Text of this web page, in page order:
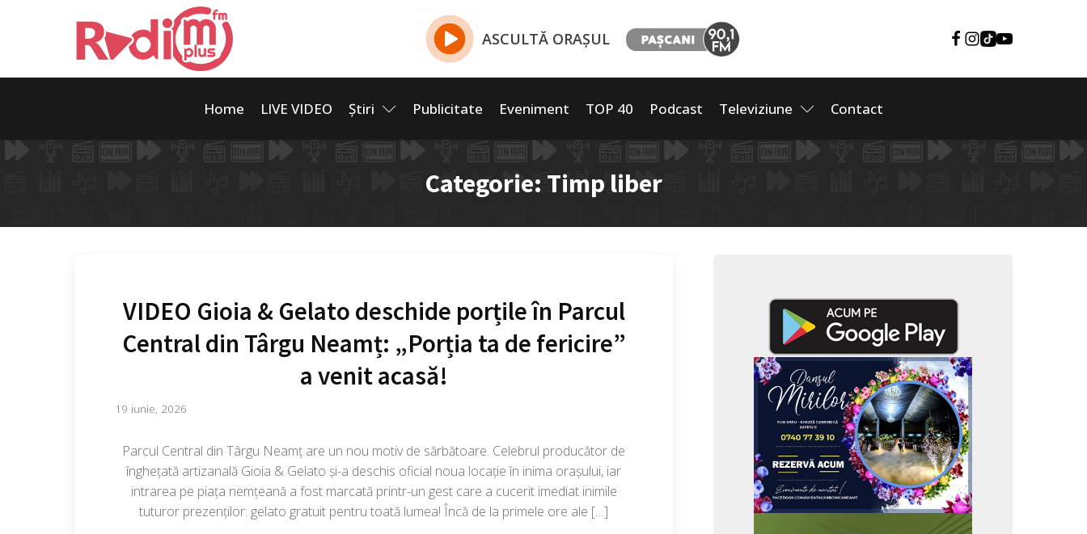
ASCULTĂ ORAȘUL
Home LIVE VIDEO Știri Publicitate Eveniment TOP 40 Podcast Televiziune Contact
Categorie: Timp liber
VIDEO Gioia & Gelato deschide porțile în Parcul
Central din Târgu Neamț: „Porția ta de fericire”
a venit acasă!
19 iunie, 2026
Parcul Central din Târgu Neamț are un nou motiv de sărbătoare. Celebrul producător de
înghețată artizanală Gioia & Gelato și-a deschis oficial noua locație în inima orașului, iar
intrarea pe piața nemțeană a fost marcată printr-un gest care a cucerit imediat inimile
tuturor prezenților: gelato gratuit pentru toată lumea! Încă de la primele ore ale […]